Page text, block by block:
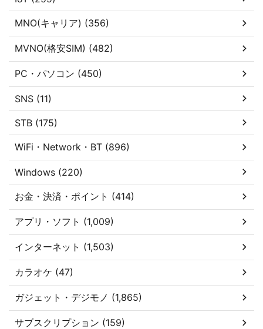
MNO(キャリア) (356)
MVNO(格安SIM) (482)
PC・パソコン (450)
SNS (11)
STB (175)
WiFi・Network・BT (896)
Windows (220)
お金・決済・ポイント (414)
アプリ・ソフト (1,009)
インターネット (1,503)
カラオケ (47)
ガジェット・デジモノ (1,865)
サブスクリプション (159)